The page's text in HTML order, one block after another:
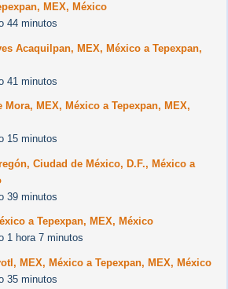
MEX, México
44 minutos
Acaquilpan, MEX, México a Tepexpan,
41 minutos
Mora, MEX, México a Tepexpan, MEX,
15 minutos
Ciudad de México, D.F., México a
39 minutos
a Tepexpan, MEX, México
1 hora 7 minutos
MEX, México a Tepexpan, MEX, México
35 minutos